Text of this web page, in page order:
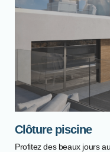
Clôture piscine
Profitez des beaux jours